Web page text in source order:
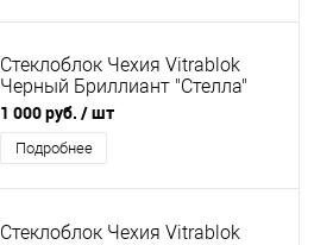
Стеклоблок Чехия Vitrablok
Черный Бриллиант "Стелла"
бесцветный
1 000 руб. / шт
Подробнее
Стеклоблок Чехия Vitrablok